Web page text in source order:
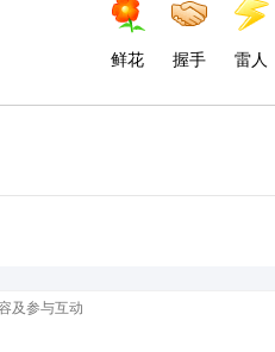
鲜花 握手 雷人